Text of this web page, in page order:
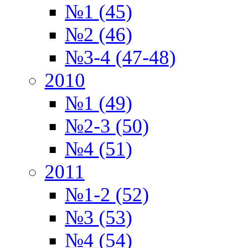
№1 (45)
№2 (46)
№3-4 (47-48)
2010
№1 (49)
№2-3 (50)
№4 (51)
2011
№1-2 (52)
№3 (53)
№4 (54)